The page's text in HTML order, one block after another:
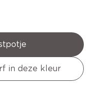
in deze kleur